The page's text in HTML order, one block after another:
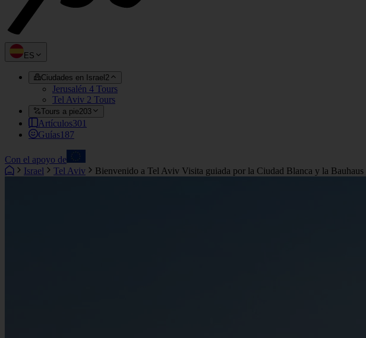
ES
Ciudades en Israel 2
Jerusalén 4 Tours
Tel Aviv 2 Tours
Tours a pie203
Artículos301
Guías187
Con el apoyo de
Israel
Tel Aviv Bienvenido a Tel Aviv Visita guiada por la Ciudad Blanca y la Bauhaus